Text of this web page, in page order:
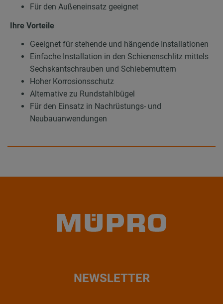
Für den Außeneinsatz geeignet
Ihre Vorteile
Geeignet für stehende und hängende Installationen
Einfache Installation in den Schienenschlitz mittels
Sechskantschrauben und Schiebemuttern
Hoher Korrosionsschutz
Alternative zu Rundstahlbügel
Für den Einsatz in Nachrüstungs- und
Neubauanwendungen
NEWSLETTER